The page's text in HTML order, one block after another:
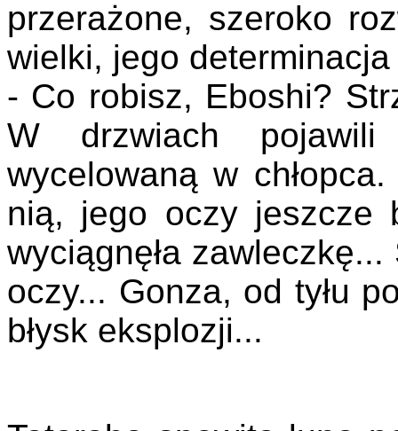
przerażone, szeroko
wielki, jego
- Co robisz, Eboshi?
W drzwiach
wycelowaną w
nią, jego oczy jeszcze
wyciągnęła
oczy... Gonza, od tyłu
błysk eksplozji...